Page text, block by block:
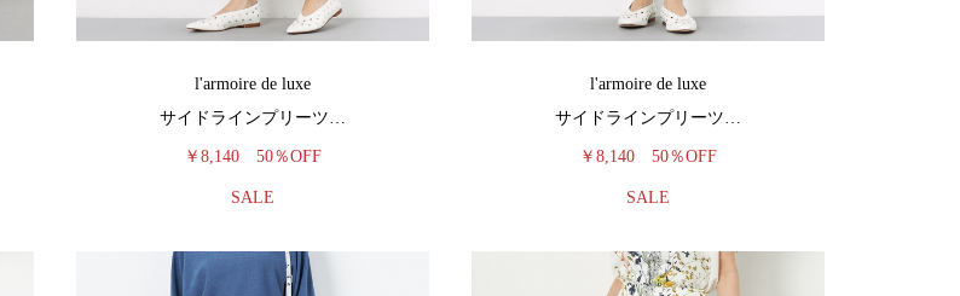
l'armoire de luxe
サイドラインプリーツ…
￥8,140 50％OFF
SALE
l'armoire de luxe
サイドラインプリーツ…
￥8,140 50％OFF
SALE